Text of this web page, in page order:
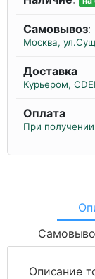
Самовывоз:
Москва,
Доставка
Курьером,
Оплата
При получении
Описание